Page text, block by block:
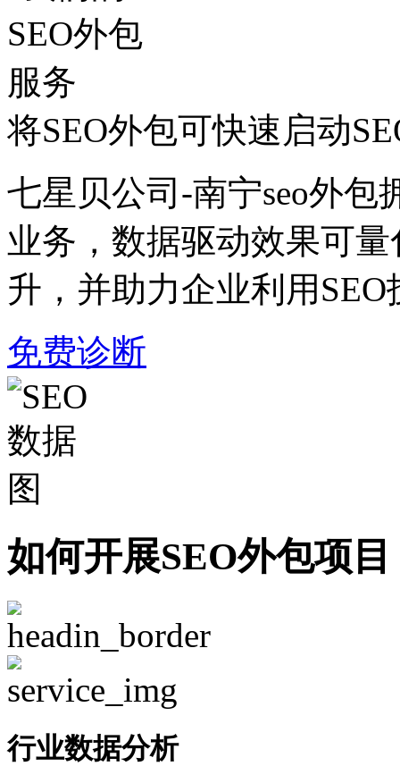
将SEO外包可快速启动
七星贝公司-南宁seo外包
业务，数据驱动效果可
升，并助力企业利用
免费诊断
如何开展SEO外包项目
行业数据分析